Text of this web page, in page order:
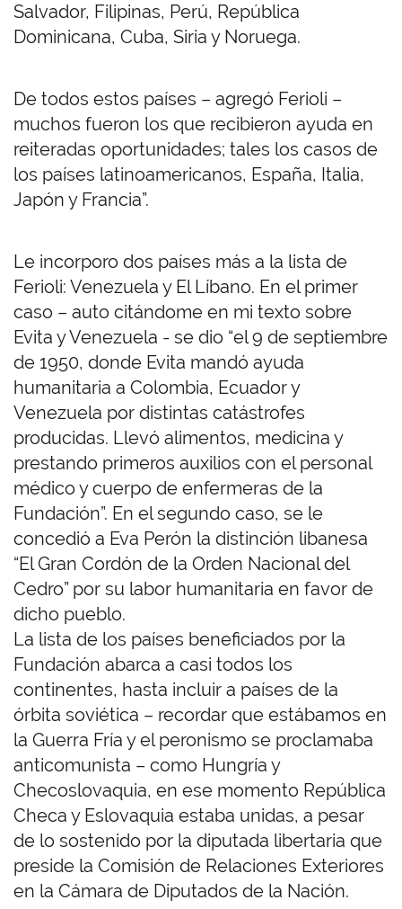
Salvador, Filipinas, Perú, República
Dominicana, Cuba, Siria y Noruega.
De todos estos países – agregó Ferioli –
muchos fueron los que recibieron ayuda en
reiteradas oportunidades; tales los casos de
los países latinoamericanos, España, Italia,
Japón y Francia”.
Le incorporo dos países más a la lista de
Ferioli: Venezuela y El Líbano. En el primer
caso – auto citándome en mi texto sobre
Evita y Venezuela - se dio “el 9 de septiembre
de 1950, donde Evita mandó ayuda
humanitaria a Colombia, Ecuador y
Venezuela por distintas catástrofes
producidas. Llevó alimentos, medicina y
prestando primeros auxilios con el personal
médico y cuerpo de enfermeras de la
Fundación”. En el segundo caso, se le
concedió a Eva Perón la distinción libanesa
“El Gran Cordón de la Orden Nacional del
Cedro” por su labor humanitaria en favor de
dicho pueblo.
La lista de los países beneficiados por la
Fundación abarca a casi todos los
continentes, hasta incluir a países de la
órbita soviética – recordar que estábamos en
la Guerra Fría y el peronismo se proclamaba
anticomunista – como Hungría y
Checoslovaquia, en ese momento República
Checa y Eslovaquia estaba unidas, a pesar
de lo sostenido por la diputada libertaria que
preside la Comisión de Relaciones Exteriores
en la Cámara de Diputados de la Nación.